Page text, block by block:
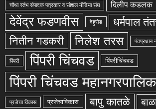
चौथा स्तंभ संपादक पत्रकार व सोशल मीडिया संघ दिलीप कडलक
देवेंद्र फडणवीस देहुरोड धर्मपाल
नितीन गडकरी निलेश तरस पंतप्रधान
पिंपरी पिंपरी चिंचवड पिंपरीचिंचवड
पिंपरी चिंचवड
प्रजेचा विकास प्रजेचाविकास बापु कातळे